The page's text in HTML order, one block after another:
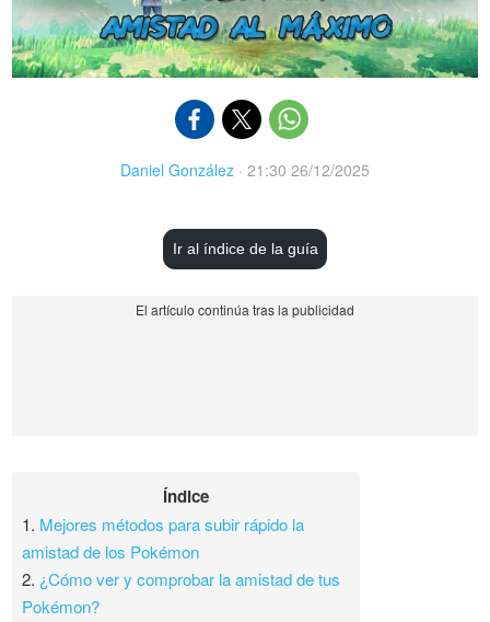
Daniel González · 21:30 26/12/2025
Ir al índice de la guía
Índice
1. Mejores métodos para subir rápido la
amistad de los Pokémon
2. ¿Cómo ver y comprobar la amistad de tus
Pokémon?